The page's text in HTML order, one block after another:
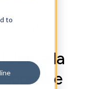
to
PRENSA
Jornada